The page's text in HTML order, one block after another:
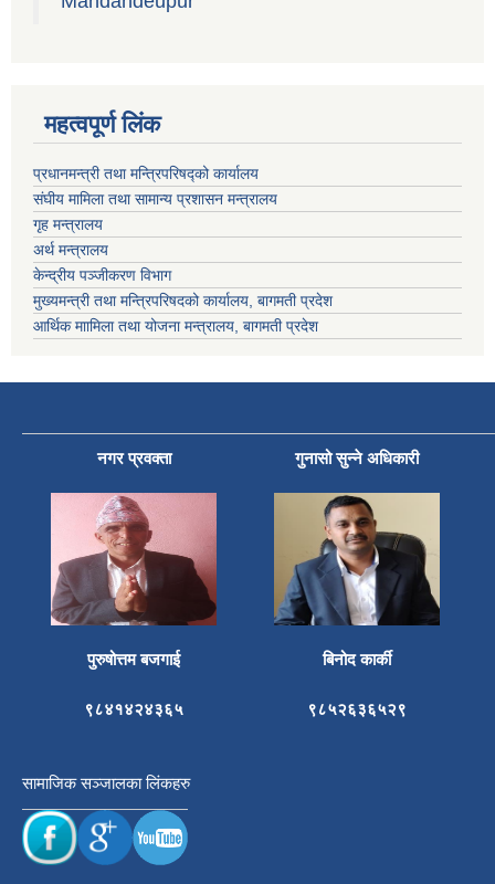
महत्वपूर्ण लिंक
प्रधानमन्त्री तथा मन्त्रिपरिषद्को कार्यालय
संघीय मामिला तथा सामान्य प्रशासन मन्त्रालय
गृह मन्त्रालय
अर्थ मन्त्रालय
केन्द्रीय पञ्जीकरण विभाग
मुख्यमन्त्री तथा मन्त्रिपरिषदको कार्यालय, बागमती प्रदेश
आर्थिक माामिला तथा योजना मन्त्रालय, बागमती प्रदेश
नगर प्रवक्ता गुनासो सुन्ने अधिकारी
पुरुषोत्तम बजगाई बिनोद कार्की
९८४१४२४३६५ ९८५२६३६५२९
सामाजिक सञ्जालका लिंकहरु